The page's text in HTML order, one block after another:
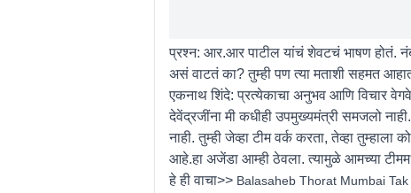
प्रश्न: आर.आर पाटील यांचं शेवटचं भाषण होतं.
असं वाटतं का? तुम्ही पण त्या मताशी सहमत
एकनाथ शिंदे:प्रत्येकाचा अनुभव आणि विचार
देवेंद्रजींना मी कधीही उपमुख्यमंत्री समजलो
नाही. तुम्ही जेव्हा टीम वर्क करता, तेव्हा
आहे.हा अजेंडा आम्ही ठेवला. त्यामुळे आमच्या
हे ही वाचा>> Balasaheb Thorat Mumbai Tak